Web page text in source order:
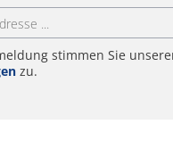
stimmen Sie
zu.